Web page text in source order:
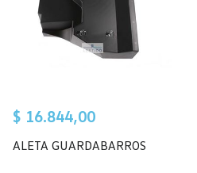
$ 16.844,00
ALETA GUARDABARROS